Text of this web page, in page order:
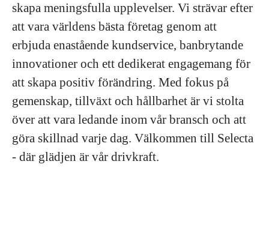
skapa meningsfulla upplevelser. Vi strävar efter
att vara världens bästa företag genom att
erbjuda enastående kundservice, banbrytande
innovationer och ett dedikerat engagemang för
att skapa positiv förändring. Med fokus på
gemenskap, tillväxt och hållbarhet är vi stolta
över att vara ledande inom vår bransch och att
göra skillnad varje dag. Välkommen till Selecta
- där glädjen är vår drivkraft.